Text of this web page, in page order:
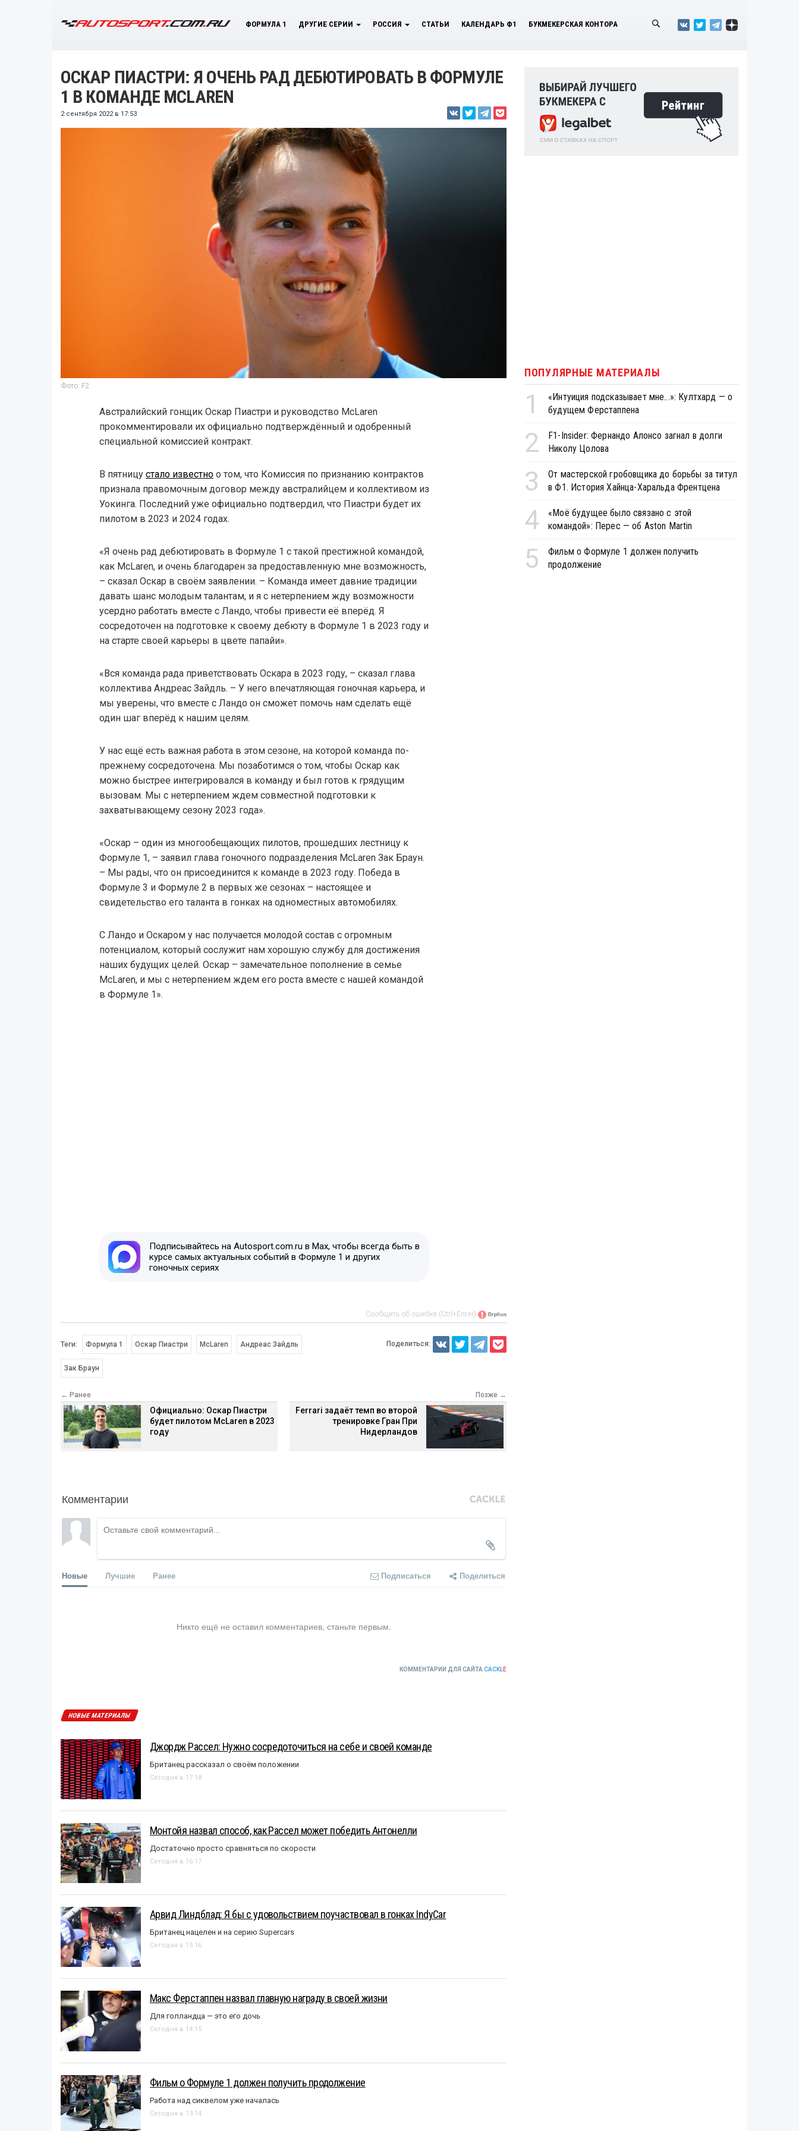
ФОРМУЛА 1 ДРУГИЕ СЕРИИ РОССИЯ СТАТЬИ КАЛЕНДАРЬ Ф1 БУКМЕКЕРСКАЯ КОНТОРА
ОСКАР ПИАСТРИ: Я ОЧЕНЬ РАД ДЕБЮТИРОВАТЬ В ФОРМУЛЕ
1 В КОМАНДЕ MCLAREN
2 сентября 2022 в 17:53
Фото: F2
Австралийский гонщик Оскар Пиастри и руководство McLaren
прокомментировали их официально подтверждённый и одобренный
специальной комиссией контракт.
В пятницу стало известноо том, что Комиссия по признанию контрактов
признала правомочным договор между австралийцем и коллективом из
Уокинга. Последний уже официально подтвердил, что Пиастри будет их
пилотом в 2023 и 2024 годах.
«Я очень рад дебютировать в Формуле 1 с такой престижной командой,
как McLaren, и очень благодарен за предоставленную мне возможность,
– сказал Оскар в своём заявлении. – Команда имеет давние традиции
давать шанс молодым талантам, и я с нетерпением жду возможности
усердно работать вместе с Ландо, чтобы привести её вперёд. Я
сосредоточен на подготовке к своему дебюту в Формуле 1 в 2023 году и
на старте своей карьеры в цвете папайи».
«Вся команда рада приветствовать Оскара в 2023 году, – сказал глава
коллектива Андреас Зайдль. – У него впечатляющая гоночная карьера, и
мы уверены, что вместе с Ландо он сможет помочь нам сделать ещё
один шаг вперёд к нашим целям.
У нас ещё есть важная работа в этом сезоне, на которой команда по-
прежнему сосредоточена. Мы позаботимся о том, чтобы Оскар как
можно быстрее интегрировался в команду и был готов к грядущим
вызовам. Мы с нетерпением ждем совместной подготовки к
захватывающему сезону 2023 года».
«Оскар – один из многообещающих пилотов, прошедших лестницу к
Формуле 1, – заявил глава гоночного подразделения McLaren Зак Браун.
– Мы рады, что он присоединится к команде в 2023 году. Победа в
Формуле 3 и Формуле 2 в первых же сезонах – настоящее и
свидетельство его таланта в гонках на одноместных автомобилях.
С Ландо и Оскаром у нас получается молодой состав с огромным
потенциалом, который сослужит нам хорошую службу для достижения
наших будущих целей. Оскар – замечательное пополнение в семье
McLaren, и мы с нетерпением ждем его роста вместе с нашей командой
в Формуле 1».
Подписывайтесь на Autosport.com.ru в Max, чтобы всегда быть в
курсе самых актуальных событий в Формуле 1 и других
гоночных сериях
Сообщить об ошибке (Ctrl+Enter)
Теги: Формула 1 Оскар Пиастри McLaren Андреас Зайдль
Зак Браун
Поделиться:
← Ранее
Официально: Оскар Пиастри
будет пилотом McLaren в 2023
году
Позже →
Ferrari задаёт темп во второй
тренировке Гран При
Нидерландов
Комментарии
Новые Лучшие Ранее Подписаться Поделиться
Никто ещё не оставил комментариев, станьте первым.
КОММЕНТАРИИ ДЛЯ САЙТА CACKLE
НОВЫЕ МАТЕРИАЛЫ
Джордж Рассел: Нужно сосредоточиться на себе и своей команде
Британец рассказал о своём положении
Сегодня в 17:18
Монтойя назвал способ, как Рассел может победить Антонелли
Достаточно просто сравняться по скорости
Сегодня в 16:17
Арвид Линдблад: Я бы с удовольствием поучаствовал в гонках IndyCar
Британец нацелен и на серию Supercars
Сегодня в 15:16
Макс Ферстаппен назвал главную награду в своей жизни
Для голландца — это его дочь
Сегодня в 14:15
Фильм о Формуле 1 должен получить продолжение
Работа над сиквелом уже началась
Сегодня в 13:14
ПОПУЛЯРНЫЕ МАТЕРИАЛЫ
1
«Интуиция подсказывает мне...»: Култхард — о
будущем Ферстаппена
2
F1-Insider: Фернандо Алонсо загнал в долги
Николу Цолова
3
От мастерской гробовщика до борьбы за титул
в Ф1. История Хайнца-Харальда Френтцена
4
«Моё будущее было связано с этой
командой»: Перес — об Aston Martin
5
Фильм о Формуле 1 должен получить
продолжение